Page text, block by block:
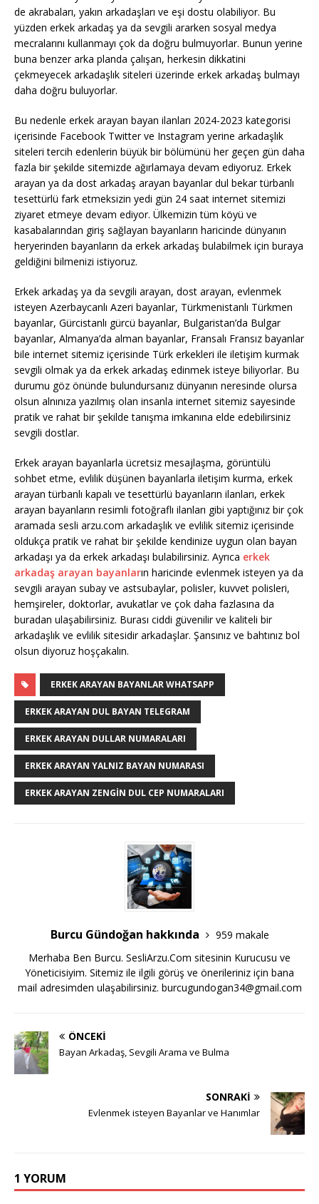
de akrabaları, yakın arkadaşları ve eşi dostu olabiliyor. Bu
yüzden erkek arkadaş ya da sevgili ararken sosyal medya
mecralarını kullanmayı çok da doğru bulmuyorlar. Bunun yerine
buna benzer arka planda çalışan, herkesin dikkatini
çekmeyecek arkadaşlık siteleri üzerinde erkek arkadaş bulmayı
daha doğru buluyorlar.
Bu nedenle erkek arayan bayan ilanları 2024-2023 kategorisi
içerisinde Facebook Twitter ve Instagram yerine arkadaşlık
siteleri tercih edenlerin büyük bir bölümünü her geçen gün daha
fazla bir şekilde sitemizde ağırlamaya devam ediyoruz. Erkek
arayan ya da dost arkadaş arayan bayanlar dul bekar türbanlı
tesettürlü fark etmeksizin yedi gün 24 saat internet sitemizi
ziyaret etmeye devam ediyor. Ülkemizin tüm köyü ve
kasabalarından giriş sağlayan bayanların haricinde dünyanın
heryerinden bayanların da erkek arkadaş bulabilmek için buraya
geldiğini bilmenizi istiyoruz.
Erkek arkadaş ya da sevgili arayan, dost arayan, evlenmek
isteyen Azerbaycanlı Azeri bayanlar, Türkmenistanlı Türkmen
bayanlar, Gürcistanlı gürcü bayanlar, Bulgaristan’da Bulgar
bayanlar, Almanya’da alman bayanlar, Fransalı Fransız bayanlar
bile internet sitemiz içerisinde Türk erkekleri ile iletişim kurmak
sevgili olmak ya da erkek arkadaş edinmek isteye biliyorlar. Bu
durumu göz önünde bulundursanız dünyanın neresinde olursa
olsun alnınıza yazılmış olan insanla internet sitemiz sayesinde
pratik ve rahat bir şekilde tanışma imkanına elde edebilirsiniz
sevgili dostlar.
Erkek arayan bayanlarla ücretsiz mesajlaşma, görüntülü
sohbet etme, evlilik düşünen bayanlarla iletişim kurma, erkek
arayan türbanlı kapalı ve tesettürlü bayanların ilanları, erkek
arayan bayanların resimli fotoğraflı ilanları gibi yaptığınız bir çok
aramada sesli arzu.com arkadaşlık ve evlilik sitemiz içerisinde
oldukça pratik ve rahat bir şekilde kendinize uygun olan bayan
arkadaşı ya da erkek arkadaşı bulabilirsiniz. Ayrıca erkek
arkadaş arayan bayanların haricinde evlenmek isteyen ya da
sevgili arayan subay ve astsubaylar, polisler, kuvvet polisleri,
hemşireler, doktorlar, avukatlar ve çok daha fazlasına da
buradan ulaşabilirsiniz. Burası ciddi güvenilir ve kaliteli bir
arkadaşlık ve evlilik sitesidir arkadaşlar. Şansınız ve bahtınız bol
olsun diyoruz hoşçakalın.
ERKEK ARAYAN BAYANLAR WHATSAPP
ERKEK ARAYAN DUL BAYAN TELEGRAM
ERKEK ARAYAN DULLAR NUMARALARI
ERKEK ARAYAN YALNIZ BAYAN NUMARASI
ERKEK ARAYAN ZENGIN DUL CEP NUMARALARI
Burcu Gündoğan hakkında
959 makale
Merhaba Ben Burcu. SesliArzu.Com sitesinin Kurucusu ve
Yöneticisiyim. Sitemiz ile ilgili görüş ve önerileriniz için bana
mail adresimden ulaşabilirsiniz. burcugundogan34@gmail.com
ÖNCEKI
Bayan Arkadaş, Sevgili Arama ve Bulma
SONRAKI
Evlenmek isteyen Bayanlar ve Hanımlar
1 YORUM